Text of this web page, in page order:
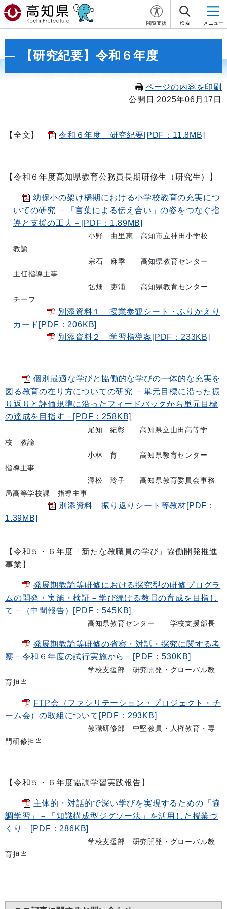
閲覧支援 検索 メニュー
【研究紀要】令和６年度
ページの内容を印刷
公開日 2025年06月17日
【全文】 令和６年度 研究紀要[PDF：11.8MB]
【令和６年度高知県教育公務員長期研修生（研究生）】
幼保小の架け橋期における小学校教育の充実につ
いての研究 －「言葉による伝え合い」の姿をつなぐ指
導と支援の工夫－[PDF：1.89MB]
小野 由里恵 高知市立神田小学校
教諭
宗石 麻季 高知県教育センター
主任指導主事
弘畑 吏浦 高知県教育センター
チーフ
別添資料１ 授業参観シート・ふりかえり
カード[PDF：206KB]
別添資料２ 学習指導案[PDF：233KB]
個別最適な学びと協働的な学びの一体的な充実を
図る教育の在り方についての研究 －単元目標に沿った振
り返りと評価規準に沿ったフィードバックから単元目標
の達成を目指す－[PDF：258KB]
尾知 紀彰 高知県立山田高等学
校 教諭
小林 育 高知県教育センター
指導主事
澤松 玲子 高知県教育委員会事務
局高等学校課 指導主事
別添資料 振り返りシート等教材[PDF：
1.39MB]
【令和５・６年度「新たな教職員の学び」協働開発推進
事業】
発展期教諭等研修における探究型の研修プログラ
ムの開発・実施・検証－学び続ける教員の育成を目指し
て－（中間報告）[PDF：545KB]
高知県教育センター 学校支援部長
発展期教諭等研修の省察・対話・探究に関する考
察－令和６年度の試行実施から－[PDF：530KB]
学校支援部 研究開発・グローバル教
育担当
FTP会（ファシリテーション・プロジェクト・チ
ーム会）の取組について[PDF：293KB]
教職研修部 中堅教員・人権教育・専
門研修担当
【令和５・６年度協調学習実践報告】
主体的・対話的で深い学びを実現するための「協
調学習」－「知識構成型ジグソー法」を活用した授業づ
くり－[PDF：286KB]
学校支援部 研究開発・グローバル教
育担当